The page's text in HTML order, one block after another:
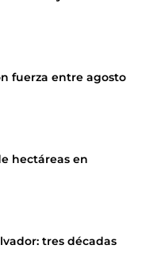
fuerza entre agosto
hectáreas en
tres décadas